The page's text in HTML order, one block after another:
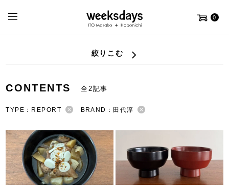
0
絞りこむ
CONTENTS 全2記事
TYPE：REPORT BRAND：田代淳